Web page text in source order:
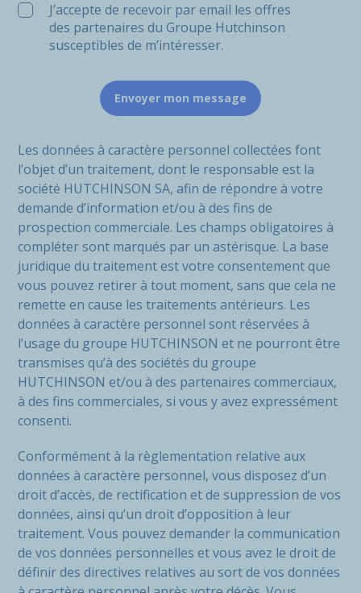
J’accepte de recevoir par email les offres
des partenaires du Groupe Hutchinson
susceptibles de m’intéresser.
Les données à caractère personnel collectées font
l’objet d’un traitement, dont le responsable est la
société HUTCHINSON SA, afin de répondre à votre
demande d’information et/ou à des fins de
prospection commerciale. Les champs obligatoires à
compléter sont marqués par un astérisque. La base
juridique du traitement est votre consentement que
vous pouvez retirer à tout moment, sans que cela ne
remette en cause les traitements antérieurs. Les
données à caractère personnel sont réservées à
l’usage du groupe HUTCHINSON et ne pourront être
transmises qu’à des sociétés du groupe
HUTCHINSON et/ou à des partenaires commerciaux,
à des fins commerciales, si vous y avez expressément
consenti.
Conformément à la règlementation relative aux
données à caractère personnel, vous disposez d’un
droit d’accès, de rectification et de suppression de vos
données, ainsi qu’un droit d’opposition à leur
traitement. Vous pouvez demander la communication
de vos données personnelles et vous avez le droit de
définir des directives relatives au sort de vos données